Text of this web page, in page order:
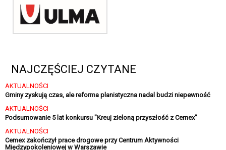
NAJCZĘŚCIEJ CZYTANE
AKTUALNOŚCI
Gminy zyskują czas, ale reforma planistyczna nadal budzi niepewność
AKTUALNOŚCI
Podsumowanie 5 lat konkursu "Kreuj zieloną przyszłość z Cemex"
AKTUALNOŚCI
Cemex zakończył prace drogowe przy Centrum Aktywności
Międzypokoleniowej w Warszawie